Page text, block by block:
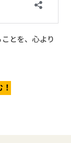
とを、心より